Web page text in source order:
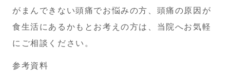
がまんできない頭痛でお悩みの方、頭痛の原因が
食生活にあるかもとお考えの方は、当院へお気軽
にご相談ください。
参考資料